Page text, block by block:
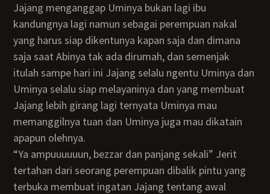
Jajang menganggap Uminya bukan lagi ibu
kandungnya lagi namun sebagai perempuan nakal
yang harus siap dikentunya kapan saja dan dimana
saja saat Abinya tak ada dirumah, dan semenjak
itulah sampe hari ini Jajang selalu ngentu Uminya dan
Uminya selalu siap melayaninya dan yang membuat
Jajang lebih girang lagi ternyata Uminya mau
memanggilnya tuan dan Uminya juga mau dikatain
apapun olehnya.
“Ya ampuuuuuun, bezzar dan panjang sekali” Jerit
tertahan dari seorang perempuan dibalik pintu yang
terbuka membuat ingatan Jajang tentang awal